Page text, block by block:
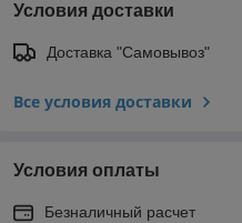
Условия доставки
Доставка "Самовывоз"
Все условия доставки
Условия оплаты
Безналичный расчет